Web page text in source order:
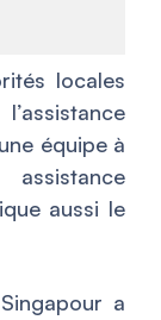
locales
équipe à
aussi le
a